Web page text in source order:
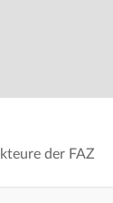
der FAZ